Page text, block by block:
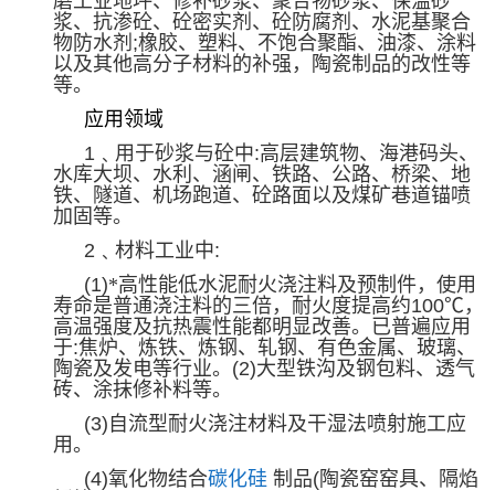
浆、抗渗砼、砼密实剂、砼防腐剂、水泥基聚合
物防水剂 ;橡胶、塑料、不饱合聚酯、油漆、涂料
以及其他高分子材料的补强，陶瓷制品的改性等
等。
应用领域
1 ﹑用于砂浆与砼中:高层建筑物、海港码头、
水库大坝、水利、涵闸、铁路、公路、桥梁、地
铁、隧道、机场跑道、砼路面以及煤矿巷道锚喷
加固等。
2 ﹑材料工业中:
(1)*高性能低水泥耐火浇注料及预制件，使用
寿命是普通浇注料的三倍，耐火度提高约100℃ ，
高温强度及抗热震性能都明显改善。已普遍应用
于:焦炉、炼铁、炼钢、轧钢、有色金属、玻璃、
陶瓷及发电等行业。 (2)大型铁沟及钢包料、透气
砖、涂抹修补料等。
(3) 自流型耐火浇注材料及干湿法喷射施工应
用。
(4)氧化物结合碳化硅 制品(陶瓷窑窑具、隔焰